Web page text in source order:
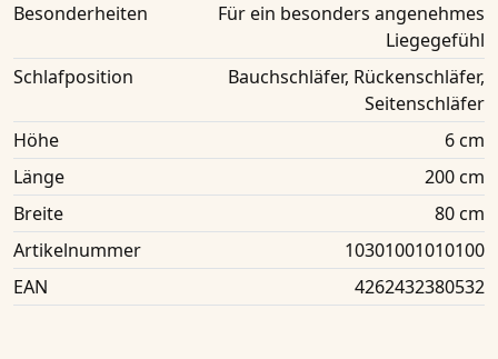
Besonderheiten
Für ein besonders angenehmes
Liegegefühl
Schlafposition
Bauchschläfer, Rückenschläfer,
Seitenschläfer
Höhe
6 cm
Länge
200 cm
Breite
80 cm
Artikelnummer
10301001010100
EAN
4262432380532